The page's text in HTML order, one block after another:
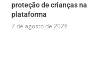
proteção de crianças na
plataforma
7 de agosto de 2026